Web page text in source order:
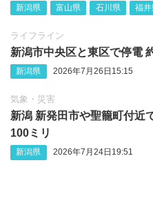
新潟県 富山県 石川県 福
ライフライン
新潟市中央区と東区で停電
新潟県 2026年7月26日15:15
気象・災害
新潟 新発田市や聖籠町付近
100ミリ
新潟県 2026年7月24日19:51